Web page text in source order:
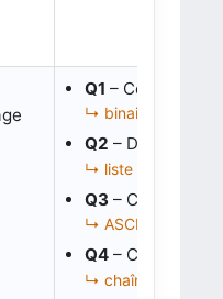
Q1 – Convertir
↳ binaire, tuple
Q2 – Décoder
↳ liste de tuples,
Q3 – Corriger la
↳ ASCII,
Q4 – Corriger la
↳ chaînes,